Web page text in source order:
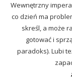
Wewnętrzny
co dzień ma
skreśl, a może
gotować i
paradoks). Lubi